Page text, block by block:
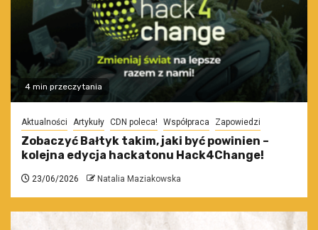
4 min przeczytania
Aktualności Artykuły CDN poleca! Współpraca Zapowiedzi
Zobaczyć Bałtyk takim, jaki być powinien –
kolejna edycja hackatonu Hack4Change!
23/06/2026 Natalia Maziakowska